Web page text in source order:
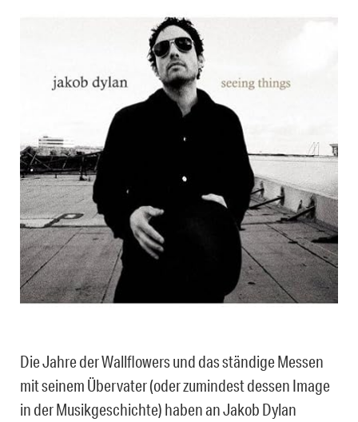
Die Jahre der Wallflowers und das ständige Messen
mit seinem Übervater (oder zumindest dessen Image
in der Musikgeschichte) haben an Jakob Dylan